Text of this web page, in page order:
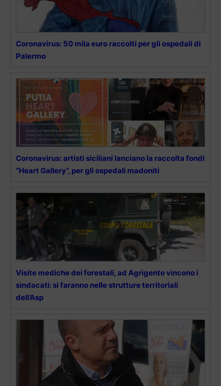
Coronavirus: 50 mila euro raccolti per gli ospedali di
Palermo
Coronavirus: artisti siciliani lanciano la raccolta fondi
“Heart Gallery”, per gli ospedali madoniti
Visite mediche dei forestali, ad Agrigento vincono i
sindacati: si faranno nelle strutture territoriali
dell’Asp